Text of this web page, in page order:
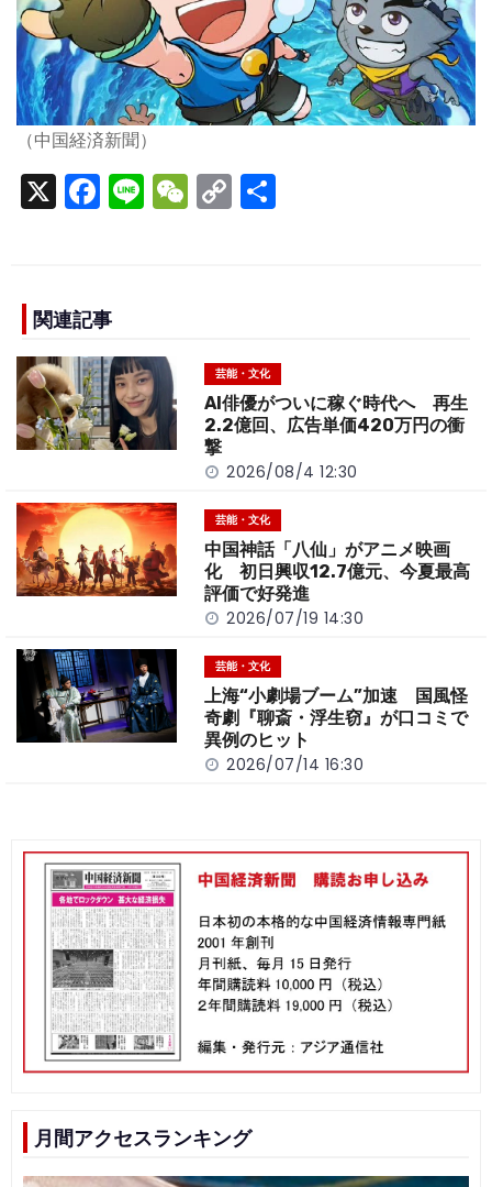
（中国経済新聞）
X F
a
e
b
o
o
k
Li
n
W
e
C
o
n
k
関連記事
芸能・文化
AI俳優がついに稼ぐ時代へ 再生
2.2億回、広告単価420万円の衝
撃
2026/08/4 12:30
芸能・文化
中国神話「八仙」がアニメ映画
化 初日興収12.7億元、今夏最高
評価で好発進
2026/07/19 14:30
芸能・文化
上海“小劇場ブーム”加速 国風怪
奇劇『聊斎・浮生窃』が口コミで
異例のヒット
2026/07/14 16:30
月間アクセスランキング